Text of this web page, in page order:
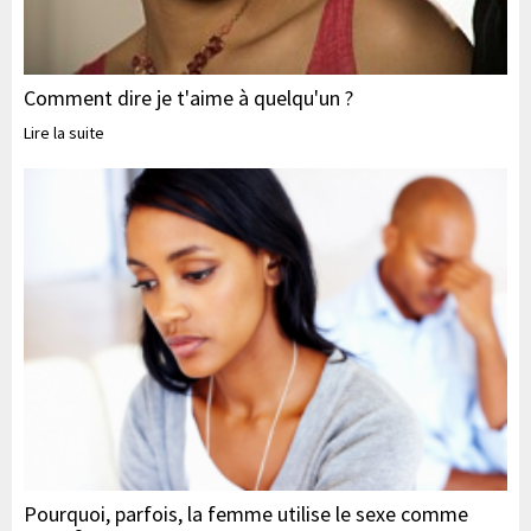
Comment dire je t'aime à quelqu'un ?
Lire la suite
Pourquoi, parfois, la femme utilise le sexe comme